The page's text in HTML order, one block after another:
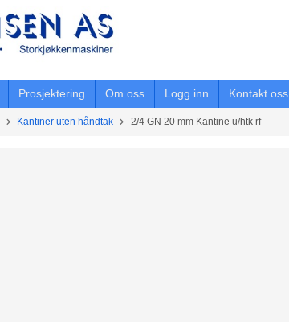
Prosjektering Om oss Logg inn Kontakt oss
Kantiner uten håndtak 2/4 GN 20 mm Kantine u/htk rf